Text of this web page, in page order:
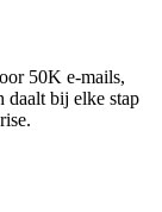
50K e-mails,
bij elke stap